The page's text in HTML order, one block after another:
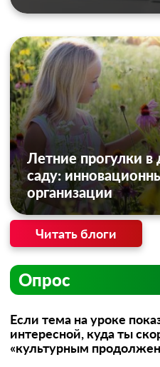
Летние прогулки в
саду:
организации
Читать блоги
Опрос
Если тема на уроке
интересной, куда ты
«культурным